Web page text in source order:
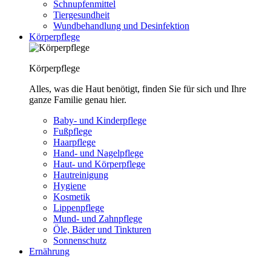
Schnupfenmittel
Tiergesundheit
Wundbehandlung und Desinfektion
Körperpflege
Körperpflege
Alles, was die Haut benötigt, finden Sie für sich und Ihre
ganze Familie genau hier.
Baby- und Kinderpflege
Fußpflege
Haarpflege
Hand- und Nagelpflege
Haut- und Körperpflege
Hautreinigung
Hygiene
Kosmetik
Lippenpflege
Mund- und Zahnpflege
Öle, Bäder und Tinkturen
Sonnenschutz
Ernährung